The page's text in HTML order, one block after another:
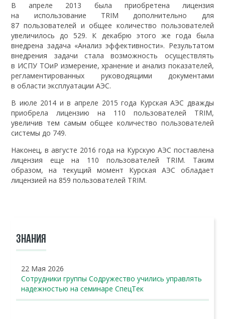
В апреле 2013 была приобретена лицензия
на использование TRIM дополнительно для
87 пользователей и общее количество пользователей
увеличилось до 529. К декабрю этого же года была
внедрена задача «Анализ эффективности». Результатом
внедрения задачи стала возможность осуществлять
в ИСПУ ТОиР измерение, хранение и анализ показателей,
регламентированных руководящими документами
в области эксплуатации АЭС.
В июле 2014 и в апреле 2015 года Курская АЭС дважды
приобрела лицензию на 110 пользователей TRIM,
увеличив тем самым общее количество пользователей
системы до 749.
Наконец, в августе 2016 года на Курскую АЭС поставлена
лицензия еще на 110 пользователей TRIM. Таким
образом, на текущий момент Курская АЭС обладает
лицензией на 859 пользователей TRIM.
ЗНАНИЯ
22 Мая 2026
Сотрудники группы Содружество учились управлять
надежностью на семинаре СпецТек